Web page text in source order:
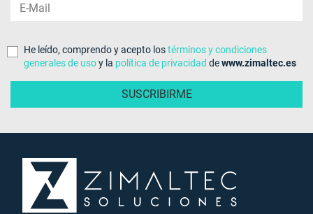
He leído, comprendo y acepto lostérminos y condiciones
generales de usoy la política de privacidad dewww.zimaltec.es